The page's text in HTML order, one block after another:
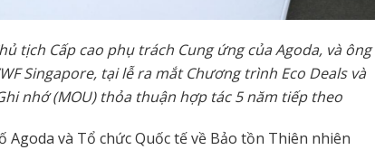
tịch Cấp cao phụ trách Cung ứng của Agoda, và ông
Singapore, tại lễ ra mắt Chương trình Eco Deals và
nhớ (MOU) thỏa thuận hợp tác 5 năm tiếp theo
Agoda và Tổ chức Quốc tế về Bảo tồn Thiên nhiên